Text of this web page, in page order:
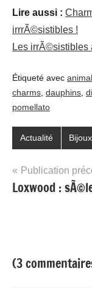
Lire aussi :
irrrÃ©sistibles !
Les irrÃ©sistibles
Étiqueté avec animal
charms dauphins
pomellato
Actualité Bijoux
Navigation
de
Publication
Loxwood :
(3